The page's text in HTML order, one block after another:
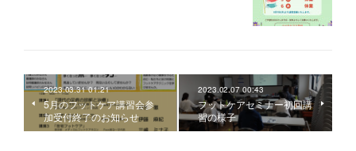
2023.03.31 01:21
5月のフットケア講習会参
加受付終了のお知らせ
2023.02.07 00:43
フットケアセミナー初回講
習の様子